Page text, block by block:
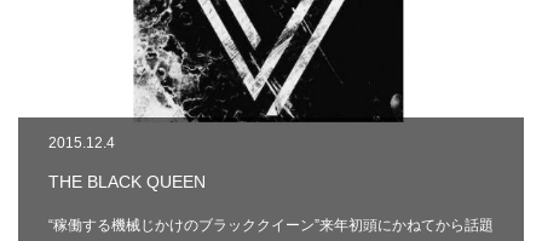
2015.12.4
THE BLACK QUEEN
“稼働する機械じかけのブラッククイーン”来年初頭にかねてから話題